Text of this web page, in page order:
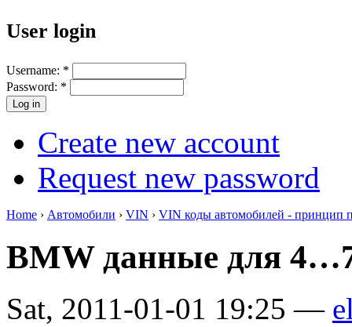
User login
Username: *
Password: *
Create new account
Request new password
Home › Автомобили › VIN › VIN коды автомобилей - принцип
BMW данные для
Sat, 2011-01-01 19:25 —